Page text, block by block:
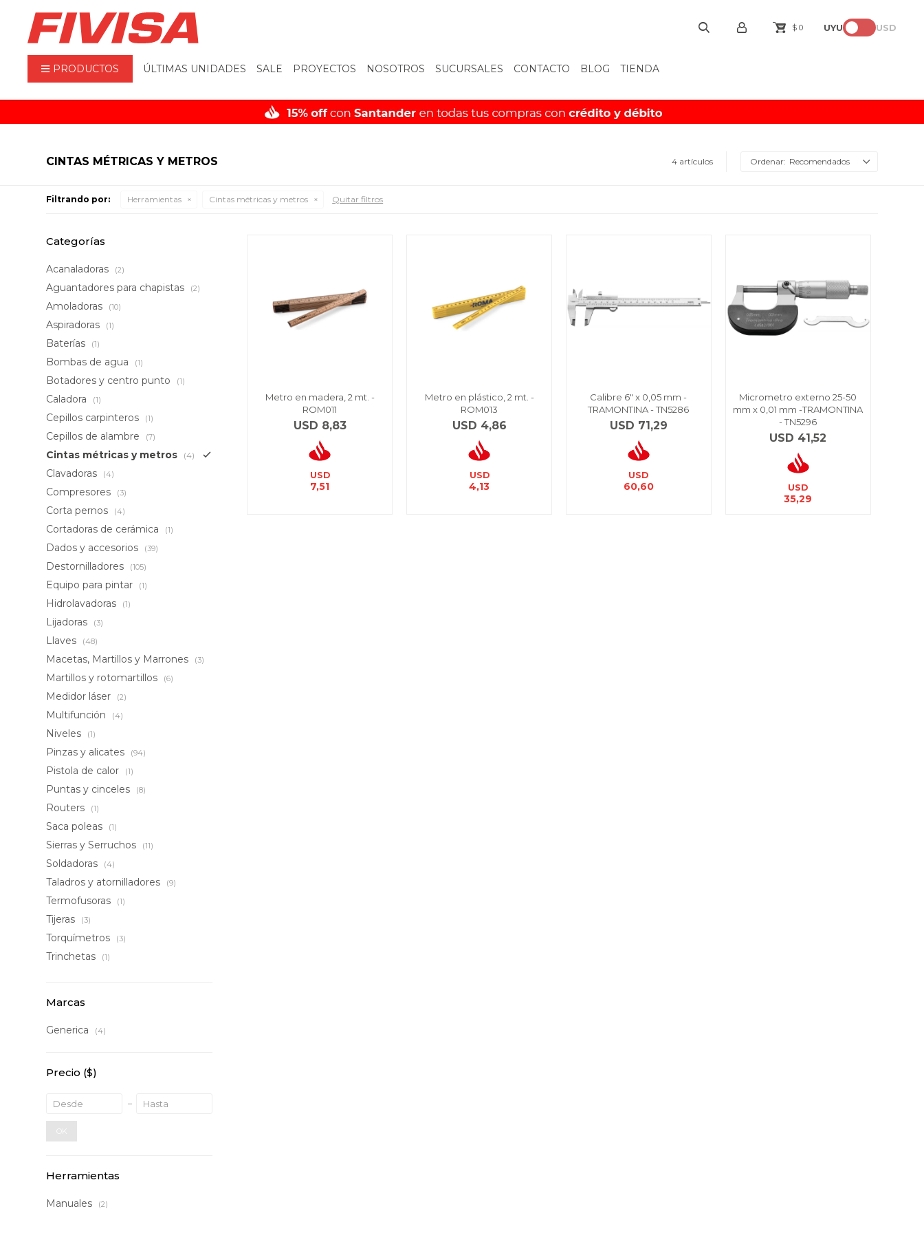
PRODUCTOS ÚLTIMAS UNIDADES SALE PROYECTOS NOSOTROS SUCURSALES CONTACTO BLOG TIENDA
$ 0 UYU USD
CINTAS MÉTRICAS Y METROS 4 artículos Recomendados
Filtrando por: Herramientas Cintas métricas y metros Quitar filtros
Metro en madera, 2 mt. -
ROM011
USD 8,83
USD
7,51
Metro en plástico, 2 mt. -
ROM013
USD 4,86
USD
4,13
Calibre 6" x 0,05 mm -
TRAMONTINA - TN5286
USD 71,29
USD
60,60
Micrometro externo 25-50
mm x 0,01 mm -TRAMONTINA
- TN5296
USD 41,52
USD
35,29
Categorías
Acanaladoras (2)
Aguantadores para chapistas (2)
Amoladoras (10)
Aspiradoras (1)
Baterías (1)
Bombas de agua (1)
Botadores y centro punto (1)
Caladora (1)
Cepillos carpinteros (1)
Cepillos de alambre (7)
Cintas métricas y metros (4)
Clavadoras (4)
Compresores (3)
Corta pernos (4)
Cortadoras de cerámica (1)
Dados y accesorios (39)
Destornilladores (105)
Equipo para pintar (1)
Hidrolavadoras (1)
Lijadoras (3)
Llaves (48)
Macetas, Martillos y Marrones (3)
Martillos y rotomartillos (6)
Medidor láser (2)
Multifunción (4)
Niveles (1)
Pinzas y alicates (94)
Pistola de calor (1)
Puntas y cinceles (8)
Routers (1)
Saca poleas (1)
Sierras y Serruchos (11)
Soldadoras (4)
Taladros y atornilladores (9)
Termofusoras (1)
Tijeras (3)
Torquímetros (3)
Trinchetas (1)
Marcas
Generica (4)
Precio ($)
OK
Herramientas
Manuales (2)